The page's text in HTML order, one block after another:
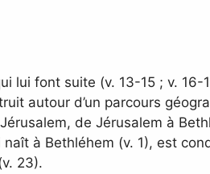
lui font suite (v. 13-15 ; v.
autour d’un parcours
de Jérusalem à
à Bethléhem (v. 1), est
23).